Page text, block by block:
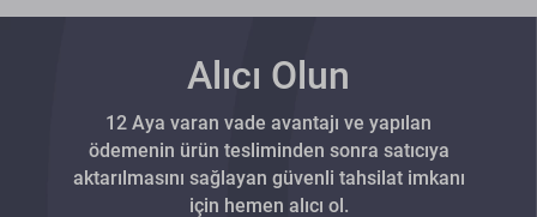
Alıcı Olun
12 Aya varan vade avantajı ve yapılan
ödemenin ürün tesliminden sonra satıcıya
aktarılmasını sağlayan güvenli tahsilat imkanı
için hemen alıcı ol.